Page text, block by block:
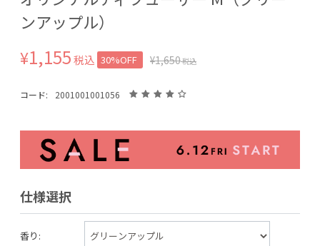
ンアップル）
¥1,155税込 30%OFF ¥1,650税込
コード: 2001001001056
仕様選択
香り: